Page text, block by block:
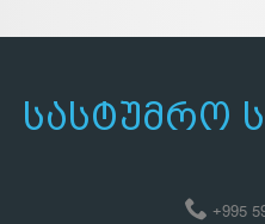
ᲡᲐᲡᲢᲣᲛᲠᲝ
+995